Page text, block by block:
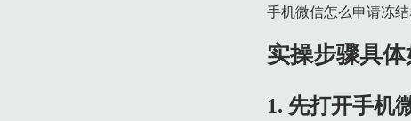
手机微信怎么申请冻
实操步骤具体
1. 先打开手机
1.4 4. 在回复消息中，根据下图箭头所指，点击蓝色链接。
1.6 6. 在跳转的页面中，先输入姓名、证件号码，接着根据下图箭
1.7 7. 根据下图箭头所指，先点击【验证】选项，接着按照要求完